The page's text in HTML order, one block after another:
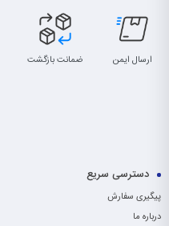
ارسال ایمن ضمانت بازگشت
دسترسی سریع
پیگیری سفارش
درباره ما